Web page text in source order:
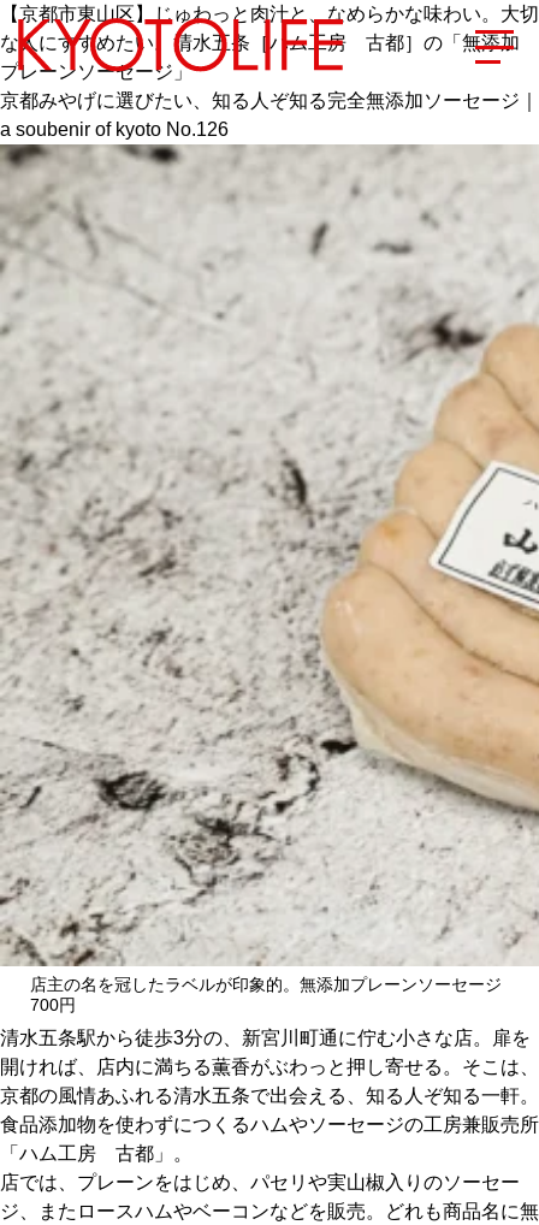
エリアから探す
地図から探す
カテゴリーから探す
SPECIAL
NEW OPEN
SERIES
CULTURE
ABOUT US
Instagram
チケットプレゼント応募
MAIN MENU
SERIES
カレーが好き
京都おやつクラブ
私と店のはなし
【京都市東山区】じゅわっと肉汁と、なめらかな味わい。大切
な人にすすめたい。清水五条［ハム工房 古都］の「無添加
プレーンソーセージ」
京都みやげに選びたい、知る人ぞ知る完全無添加ソーセージ｜
a soubenir of kyoto No.126
店主の名を冠したラベルが印象的。無添加プレーンソーセージ
700円
清水五条駅から徒歩3分の、新宮川町通に佇む小さな店。扉を
開ければ、店内に満ちる薫香がぶわっと押し寄せる。そこは、
京都の風情あふれる清水五条で出会える、知る人ぞ知る一軒。
食品添加物を使わずにつくるハムやソーセージの工房兼販売所
「ハム工房 古都」。
店では、プレーンをはじめ、パセリや実山椒入りのソーセー
ジ、またロースハムやベーコンなどを販売。どれも商品名に無